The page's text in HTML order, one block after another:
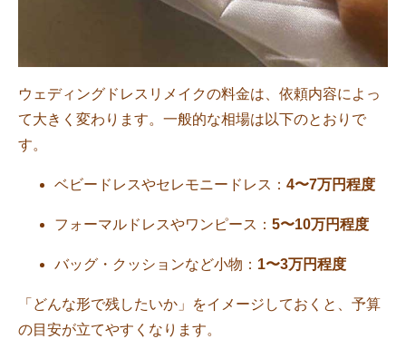
ウェディングドレスリメイクの料金は、依頼内容によっ
て大きく変わります。一般的な相場は以下のとおりで
す。
ベビードレスやセレモニードレス： 4〜7万円程度
フォーマルドレスやワンピース： 5〜10万円程度
バッグ・クッションなど小物： 1〜3万円程度
「どんな形で残したいか」をイメージしておくと、予算
の目安が立てやすくなります。